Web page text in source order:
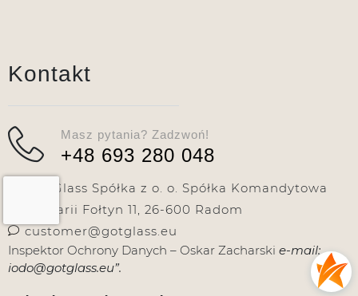
Kontakt
Masz pytania? Zadzwoń!
+48 693 280 048
Got Glass Spółka z o. o. Spółka Komandytowa
ul. Marii Fołtyn 11, 26-600 Radom
customer@gotglass.eu
Inspektor Ochrony Danych – Oskar Zacharski e-mail:
iodo@gotglass.eu”.